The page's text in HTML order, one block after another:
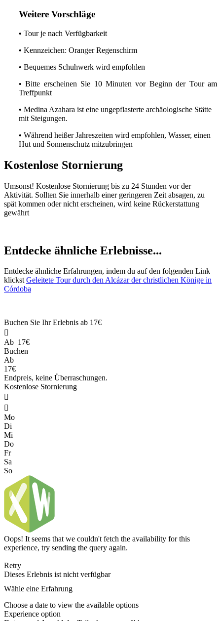
Weitere Vorschläge
• Tour je nach Verfügbarkeit
• Kennzeichen: Oranger Regenschirm
• Bequemes Schuhwerk wird empfohlen
•Bitte erscheinen Sie 10 Minuten vor Beginn der Tour am
Treffpunkt
• Medina Azahara ist eine ungepflasterte archäologische Stätte
mit Steigungen.
• Während heißer Jahreszeiten wird empfohlen, Wasser, einen
Hut und Sonnenschutz mitzubringen
Kostenlose Stornierung
Umsonst! Kostenlose Stornierung bis zu 24 Stunden vor der
Aktivität. Sollten Sie innerhalb einer geringeren Zeit absagen, zu
spät kommen oder nicht erscheinen, wird keine Rückerstattung
gewährt
Entdecke ähnliche Erlebnisse...
Entdecke ähnliche Erfahrungen, indem du auf den folgenden Link
klickstGeleitete Tour durch den Alcázar der christlichen Könige in
Córdoba
Buchen Sie Ihr Erlebnis ab 17€

Ab 17€
Buchen
Ab
17€
Endpreis, keine Überraschungen.
Kostenlose Stornierung


Mo
Di
Mi
Do
Fr
Sa
So
Oops! It seems that we couldn't fetch the availability for this
experience, try sending the query again.
Retry
Dieses Erlebnis ist nicht verfügbar
Wähle eine Erfahrung
Choose a date to view the available options
Experience option